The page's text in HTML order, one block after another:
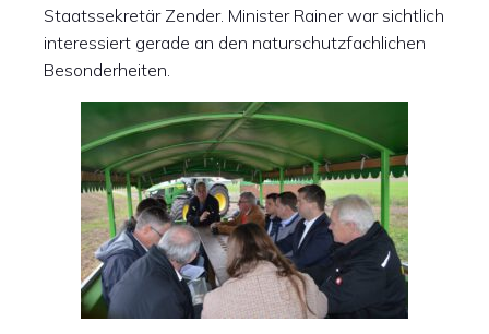
Staatssekretär Zender. Minister Rainer war sichtlich
interessiert gerade an den naturschutzfachlichen
Besonderheiten.